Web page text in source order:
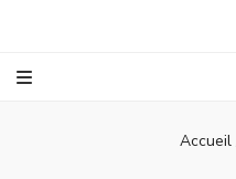
Accueil